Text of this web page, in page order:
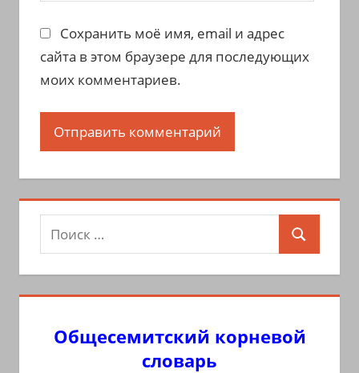
Сохранить моё имя, email и адрес
сайта в этом браузере для последующих
моих комментариев.
Поиск
для:
Поиск
Общесемитский корневой
словарь